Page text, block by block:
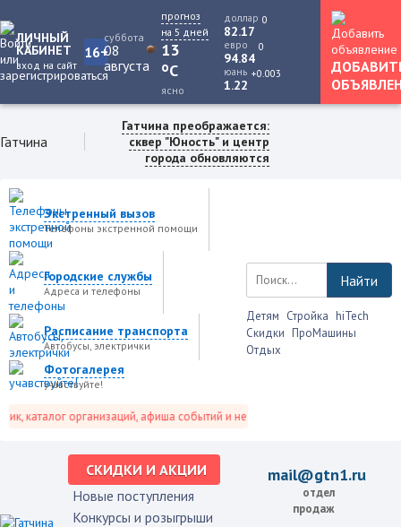
ЛИЧНЫЙ
КАБИНЕТ
вход на сайт
16+
суббота
08
августа
прогноз
на 5 дней
13
oC
ясно
доллар
82.17
0
евро
94.84
0
юань
1.22
+0.003
Гатчина
Гатчина преображается:
сквер "Юность" и центр
города обновляются
Экстренный вызов
Телефоны экстренной помощи
Городские службы
Адреса и телефоны
Расписание транспорта
Автобусы, электрички
Фотогалерея
учавствуйте!
каталог организаций, афиша событий и не только это.
Найти
Детям Стройка hiTech
Скидки ПроМашины
Отдых
СКИДКИ И АКЦИИ
Новые поступления
Конкурсы и розыгрыши
mail@gtn1.ru
отдел
продаж